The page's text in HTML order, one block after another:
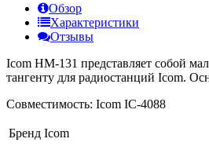
Обзор
Характеристики
Отзывы
Icom HM-131 представляет собой
тангенту для радиостанций Icom.
Совместимость: Icom IC-4088
Бренд Icom